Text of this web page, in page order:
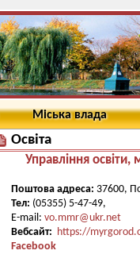
Міська влада
Освіта
Управління освіти,
Поштова адреса: 37600,
Тел: (05355) 5-47-49,
E-mail: vo.mmr@ukr.net
Вебсайт: https://
Facebook